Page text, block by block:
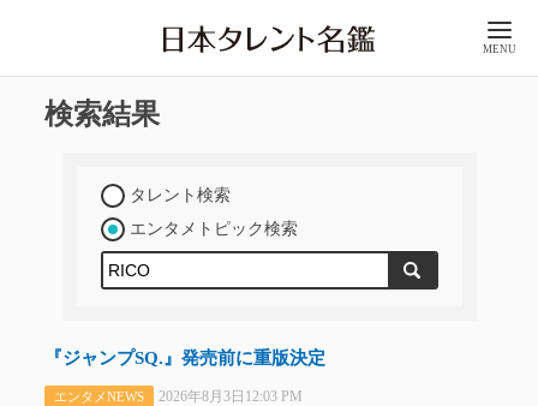
MENU
検索結果
タレント検索
エンタメトピック検索
『ジャンプSQ.』発売前に重版決定
エンタメNEWS 2026年8月3日12:03 PM